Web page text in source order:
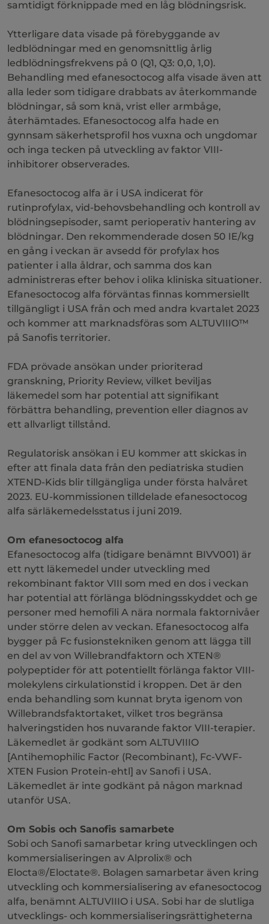
samtidigt förknippade med en låg blödningsrisk.
Ytterligare data visade på förebyggande av
ledblödningar med en genomsnittlig årlig
ledblödningsfrekvens på 0 (Q1, Q3: 0,0, 1,0).
Behandling med efanesoctocog alfa visade även att
alla leder som tidigare drabbats av återkommande
blödningar, så som knä, vrist eller armbåge,
återhämtades. Efanesoctocog alfa hade en
gynnsam säkerhetsprofil hos vuxna och ungdomar
och inga tecken på utveckling av faktor VIII-
inhibitorer observerades.
Efanesoctocog alfa är i USA indicerat för
rutinprofylax, vid-behovsbehandling och kontroll av
blödningsepisoder, samt perioperativ hantering av
blödningar. Den rekommenderade dosen 50 IE/kg
en gång i veckan är avsedd för profylax hos
patienter i alla åldrar, och samma dos kan
administreras efter behov i olika kliniska situationer.
Efanesoctocog alfa förväntas finnas kommersiellt
tillgängligt i USA från och med andra kvartalet 2023
och kommer att marknadsföras som ALTUVIIIO™
på Sanofis territorier.
FDA prövade ansökan under prioriterad
granskning, Priority Review, vilket beviljas
läkemedel som har potential att signifikant
förbättra behandling, prevention eller diagnos av
ett allvarligt tillstånd.
Regulatorisk ansökan i EU kommer att skickas in
efter att finala data från den pediatriska studien
XTEND-Kids blir tillgängliga under första halvåret
2023. EU-kommissionen tilldelade efanesoctocog
alfa särläkemedelsstatus i juni 2019.
Om efanesoctocog alfa
Efanesoctocog alfa (tidigare benämnt BIVV001) är
ett nytt läkemedel under utveckling med
rekombinant faktor VIII som med en dos i veckan
har potential att förlänga blödningsskyddet och ge
personer med hemofili A nära normala faktornivåer
under större delen av veckan. Efanesoctocog alfa
bygger på Fc fusionstekniken genom att lägga till
en del av von Willebrandfaktorn och XTEN®
polypeptider för att potentiellt förlänga faktor VIII-
molekylens cirkulationstid i kroppen. Det är den
enda behandling som kunnat bryta igenom von
Willebrandsfaktortaket, vilket tros begränsa
halveringstiden hos nuvarande faktor VIII-terapier.
Läkemedlet är godkänt som ALTUVIIIO
[Antihemophilic Factor (Recombinant), Fc-VWF-
XTEN Fusion Protein-ehtl] av Sanofi i USA.
Läkemedlet är inte godkänt på någon marknad
utanför USA.
Om Sobis och Sanofis samarbete
Sobi och Sanofi samarbetar kring utvecklingen och
kommersialiseringen av Alprolix® och
Elocta®/Eloctate®. Bolagen samarbetar även kring
utveckling och kommersialisering av efanesoctocog
alfa, benämnt ALTUVIIIO i USA. Sobi har de slutliga
utvecklings- och kommersialiseringsrättigheterna